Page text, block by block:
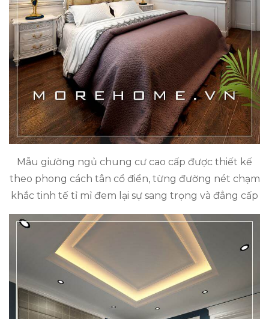
Mẫu giường ngủ chung cư cao cấp được thiết kế
theo phong cách tân cổ điển, từng đường nét chạm
khắc tinh tế tỉ mỉ đem lại sự sang trọng và đẳng cấp